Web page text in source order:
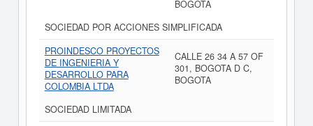
BOGOTA
SOCIEDAD POR ACCIONES SIMPLIFICADA
PROINDESCO PROYECTOS
DE INGENIERIA Y
DESARROLLO PARA
COLOMBIA LTDA
CALLE 26 34 A 57 OF
301, BOGOTA D C,
BOGOTA
SOCIEDAD LIMITADA